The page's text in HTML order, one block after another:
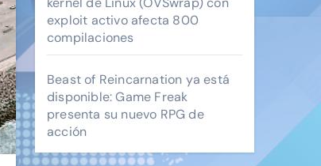
exploit activo afecta 800
compilaciones
Beast of Reincarnation ya está
disponible: Game Freak
presenta su nuevo RPG de
acción